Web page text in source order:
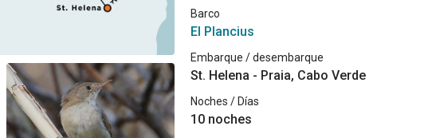
Barco
El Plancius
Embarque / desembarque
St. Helena - Praia, Cabo Verde
Noches / Días
10 noches